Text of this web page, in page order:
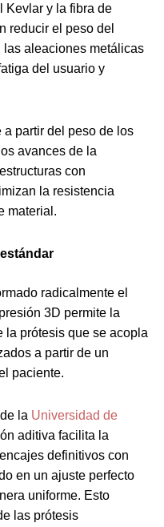
Kevlar y la fibra de
reducir el peso del
aleaciones metálicas
del usuario y
a partir del peso de los
avances de la
con
la resistencia
material.
radicalmente el
3D permite la
la prótesis que se acopla
a partir de un
paciente.
la Universidad de
aditiva facilita la
definitivos con
en un ajuste perfecto
uniforme. Esto
las prótesis